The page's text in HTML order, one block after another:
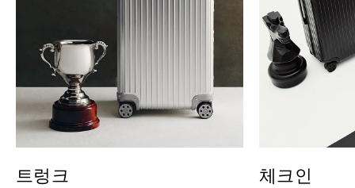
트렁크 체크인